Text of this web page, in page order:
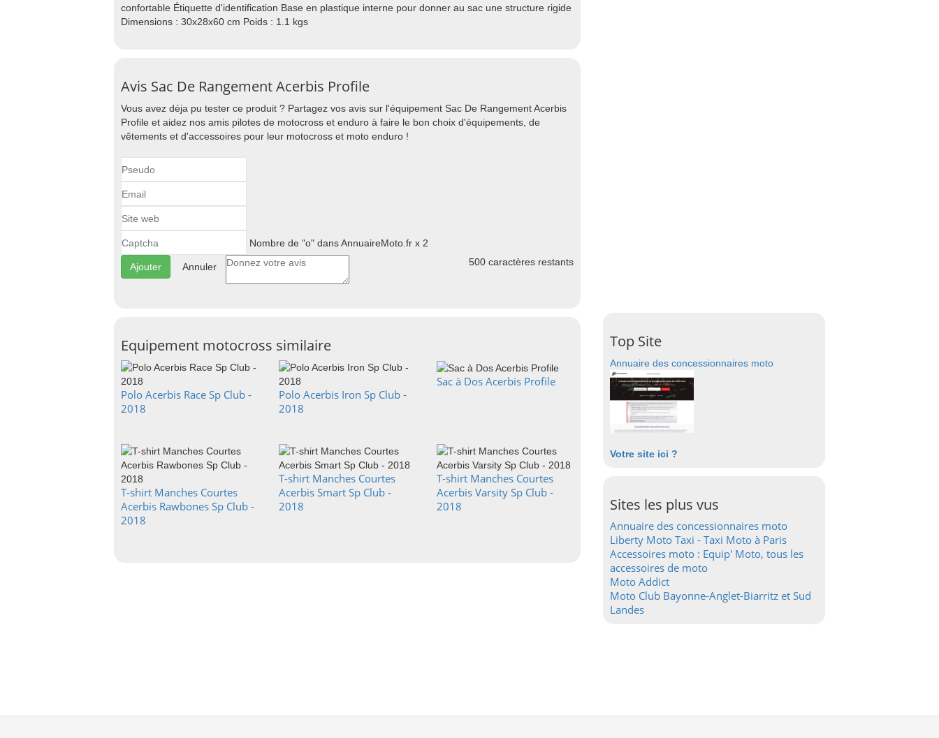
confortable Étiquette d'identification Base en plastique interne pour donner au sac une structure rigide
Dimensions : 30x28x60 cm Poids : 1.1 kgs
Avis Sac De Rangement Acerbis Profile
Vous avez déja pu tester ce produit ? Partagez vos avis sur l'équipement Sac De Rangement Acerbis
Profile et aidez nos amis pilotes de motocross et enduro à faire le bon choix d'équipements, de
vêtements et d'accessoires pour leur motocross et moto enduro !
Nombre de "o" dans AnnuaireMoto.fr x 2
Annuler 500 caractères restants
Equipement motocross similaire
Polo Acerbis Race Sp Club -
2018
Polo Acerbis Iron Sp Club -
2018
Sac à Dos Acerbis Profile
T-shirt Manches Courtes
Acerbis Rawbones Sp Club -
2018
T-shirt Manches Courtes
Acerbis Smart Sp Club -
2018
T-shirt Manches Courtes
Acerbis Varsity Sp Club -
2018
Top Site
Annuaire des concessionnaires moto
Votre site ici ?
Sites les plus vus
Annuaire des concessionnaires moto
Liberty Moto Taxi - Taxi Moto à Paris
Accessoires moto : Equip' Moto, tous les
accessoires de moto
Moto Addict
Moto Club Bayonne-Anglet-Biarritz et Sud
Landes